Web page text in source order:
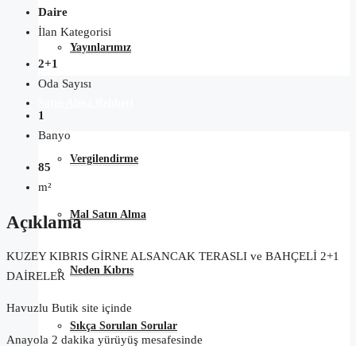
Yayınlarımız
Vergilendirme
Mal Satın Alma
Neden Kıbrıs
Sıkça Sorulan Sorular
Daire
İlan Kategorisi
2+1
Oda Sayısı
1
Banyo
85
m²
Açıklama
KUZEY KIBRIS GİRNE ALSANCAK TERASLI ve BAHÇELİ 2+1
DAİRELER
Havuzlu Butik site içinde
Anayola 2 dakika yürüyüş mesafesinde